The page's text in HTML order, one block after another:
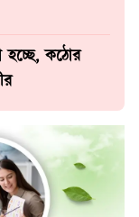
হচ্ছে, কঠোর